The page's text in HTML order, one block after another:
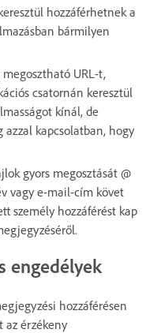
hozzáférhetnek a
bármilyen
URL-t,
csatornán keresztül
kínál, de
azzal kapcsolatban, hogy
gyors megosztását @
vagy e-mail-cím követ
személy hozzáférést kap
engedélyek
hozzáférésen
az érzékeny